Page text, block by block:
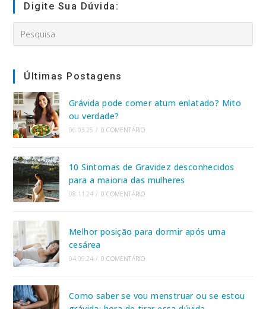
Digite Sua Dúvida:
this
Últimas Postagens
Grávida pode comer atum enlatado? Mito
ou verdade?
06.03.25 / 0 COMENTÁRIO
10 Sintomas de Gravidez desconhecidos
para a maioria das mulheres
08.11.24 / 0 COMENTÁRIO
Melhor posição para dormir após uma
cesárea
04.09.24 / 0 COMENTÁRIO
Como saber se vou menstruar ou se estou